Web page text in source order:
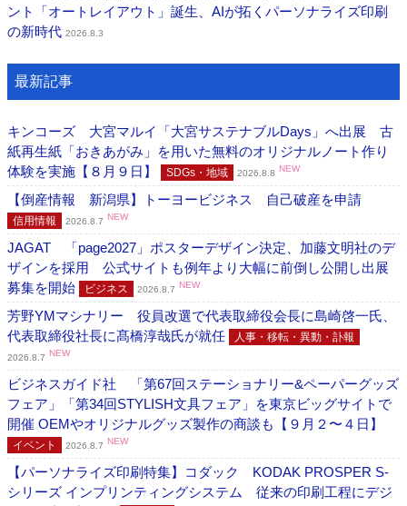
ント「オートレイアウト」誕生、AIが拓くパーソナライズ印刷
の新時代 2026.8.3
最新記事
キンコーズ 大宮マルイ「大宮サステナブルDays」へ出展 古
紙再生紙「おきあがみ」を用いた無料のオリジナルノート作り
体験を実施【８月９日】
SDGs・地域 2026.8.8 NEW
【倒産情報 新潟県】トーヨービジネス 自己破産を申請
信用情報 2026.8.7 NEW
JAGAT 「page2027」ポスターデザイン決定、加藤文明社のデ
ザインを採用 公式サイトも例年より大幅に前倒し公開し出展
募集を開始
ビジネス 2026.8.7 NEW
芳野YMマシナリー 役員改選で代表取締役会長に島崎啓一氏、
代表取締役社長に髙橋淳哉氏が就任
人事・移転・異動・訃報
2026.8.7 NEW
ビジネスガイド社 「第67回ステーショナリー&ペーパーグッズ
フェア」「第34回STYLISH文具フェア」を東京ビッグサイトで
開催 OEMやオリジナルグッズ製作の商談も【９月２〜４日】
イベント 2026.8.7 NEW
【パーソナライズ印刷特集】コダック KODAK PROSPER S-
シリーズ インプリンティングシステム 従来の印刷工程にデジ